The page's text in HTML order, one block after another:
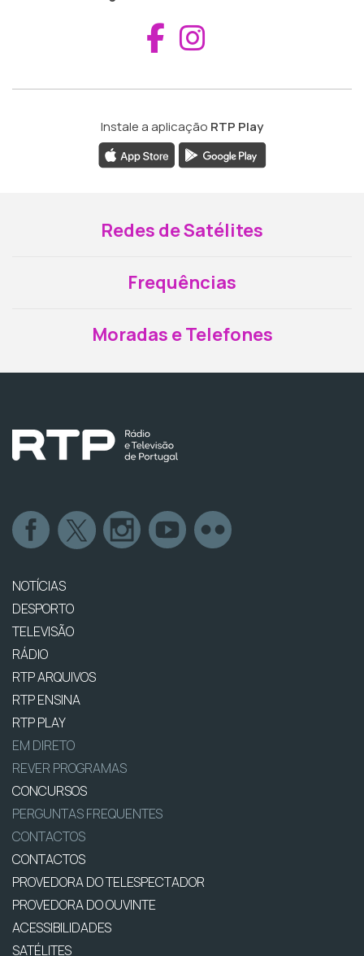
Aceder ao
Instale a aplicação RTP Play
Redes de Satélites
Frequências
Moradas e Telefones
NOTÍCIAS
DESPORTO
TELEVISÃO
RÁDIO
RTP ARQUIVOS
RTP ENSINA
RTP PLAY
EM DIRETO
REVER PROGRAMAS
CONCURSOS
PERGUNTAS FREQUENTES
CONTACTOS
CONTACTOS
PROVEDORA DO TELESPECTADOR
PROVEDORA DO OUVINTE
ACESSIBILIDADES
SATÉLITES